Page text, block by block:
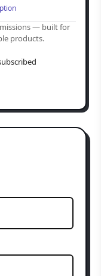
— built for
products.